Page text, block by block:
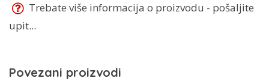
Trebate više informacija o proizvodu - pošaljite
upit...
Povezani proizvodi